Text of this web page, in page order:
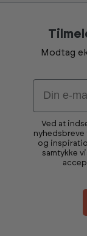
Modtag
Email
Ved at
og
samtykke